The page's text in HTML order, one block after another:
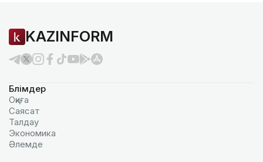
KAZINFORM
Бөлімдер
Оқиға
Саясат
Талдау
Экономика
Әлемде